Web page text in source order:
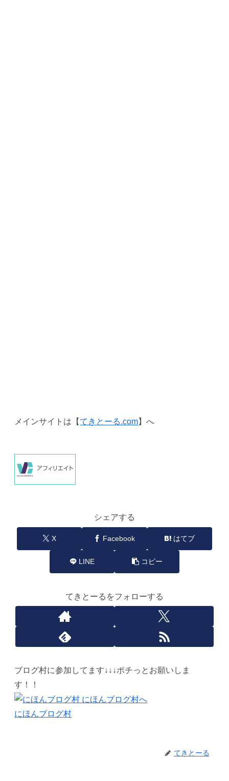
メインサイトは【てきとーる.com】へ
シェアする
X Facebook はてブ
LINE コピー
てきとーるをフォローする
ブログ村に参加してます↓↓↓ポチっとお願いしま
す！！
にほんブログ村
てきとーる